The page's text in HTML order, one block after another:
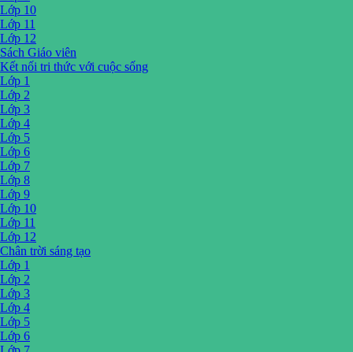
Lớp 10
Lớp 11
Lớp 12
Sách Giáo viên
Kết nối tri thức với cuộc sống
Lớp 1
Lớp 2
Lớp 3
Lớp 4
Lớp 5
Lớp 6
Lớp 7
Lớp 8
Lớp 9
Lớp 10
Lớp 11
Lớp 12
Chân trời sáng tạo
Lớp 1
Lớp 2
Lớp 3
Lớp 4
Lớp 5
Lớp 6